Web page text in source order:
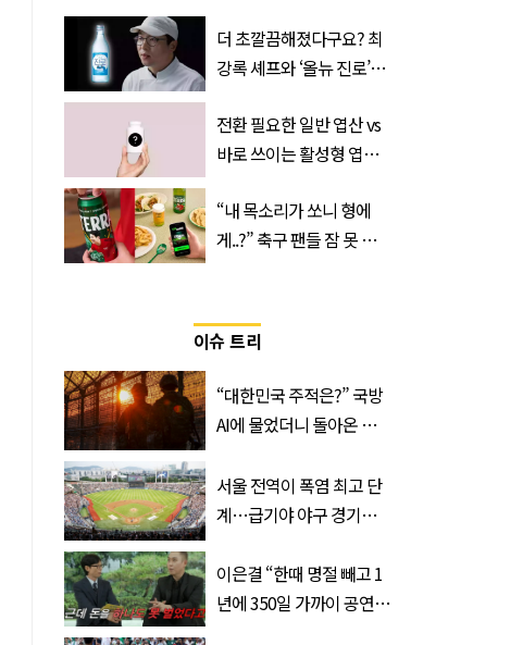
더 초깔끔해졌다구요? 최
강록 셰프와 ‘올뉴 진로’의
전환 필요한 일반 엽산 vs
바로 쓰이는 활성형 엽
‘Quatrefolic®’ 주목
“내 목소리가 쏘니 형에
게..?” 축구 팬들 잠 못 들
이슈 트리
“대한민국 주적은?” 국방
AI에 물었더니 돌아온 뜻
서울 전역이 폭염 최고 단
계…급기야 야구 경기까
이은결 “한때 명절 빼고 1
년에 350일 가까이 공연했